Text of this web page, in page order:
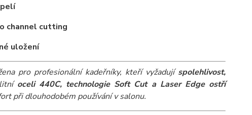
channel cutting
uložení
pro profesionální kadeřníky, kteří vyžadují spolehlivost,
oceli 440C, technologie Soft Cut a Laser Edge ostří
při dlouhodobém používání v salonu.